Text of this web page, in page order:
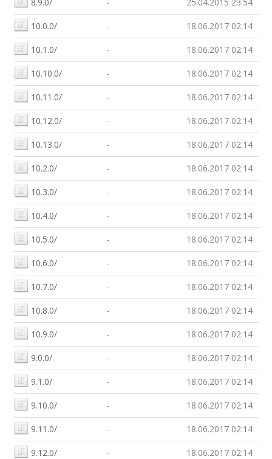
10.0.0/ - 18.06.2017 02:14
10.1.0/ - 18.06.2017 02:14
10.10.0/ - 18.06.2017 02:14
10.11.0/ - 18.06.2017 02:14
10.12.0/ - 18.06.2017 02:14
10.13.0/ - 18.06.2017 02:14
10.2.0/ - 18.06.2017 02:14
10.3.0/ - 18.06.2017 02:14
10.4.0/ - 18.06.2017 02:14
10.5.0/ - 18.06.2017 02:14
10.6.0/ - 18.06.2017 02:14
10.7.0/ - 18.06.2017 02:14
10.8.0/ - 18.06.2017 02:14
10.9.0/ - 18.06.2017 02:14
9.0.0/ - 18.06.2017 02:14
9.1.0/ - 18.06.2017 02:14
9.10.0/ - 18.06.2017 02:14
9.11.0/ - 18.06.2017 02:14
9.12.0/ - 18.06.2017 02:14